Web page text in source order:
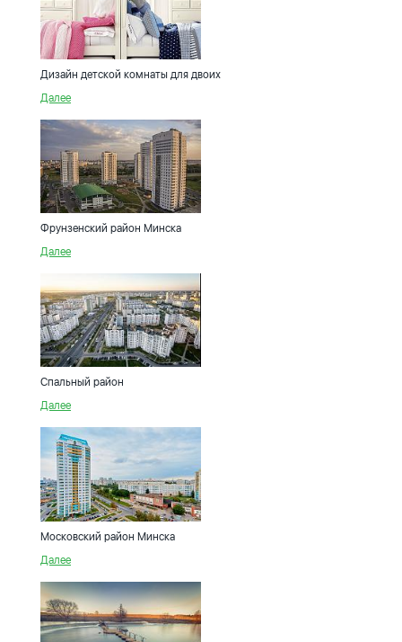
Дизайн детской комнаты для двоих
Далее
Фрунзенский район Минска
Далее
Спальный район
Далее
Московский район Минска
Далее